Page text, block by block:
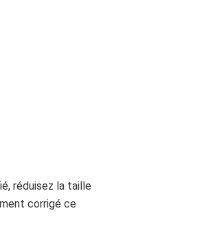
réduisez la taille
corrigé ce